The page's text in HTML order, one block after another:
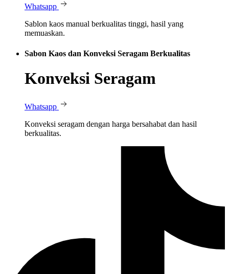
Whatsapp
Sablon kaos manual berkualitas tinggi, hasil yang
memuaskan.
Sabon Kaos dan Konveksi Seragam Berkualitas
Konveksi Seragam
Whatsapp
Konveksi seragam dengan harga bersahabat dan hasil
berkualitas.